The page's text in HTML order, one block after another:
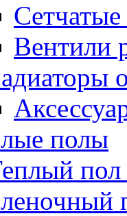
Вентили
полы
пол